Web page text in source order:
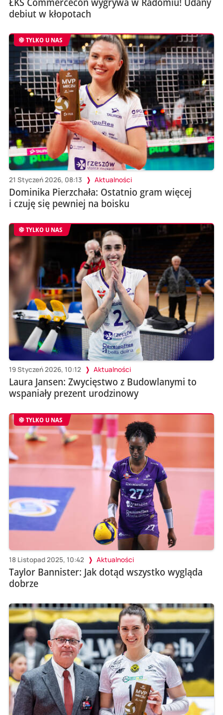
debiut w kłopotach
TYLKO U NAS
21 Styczeń 2026, 08:13 Aktualności
Dominika Pierzchała: Ostatnio gram więcej
i czuję się pewniej na boisku
TYLKO U NAS
19 Styczeń 2026, 10:12 Aktualności
Laura Jansen: Zwycięstwo z Budowlanymi to
wspaniały prezent urodzinowy
TYLKO U NAS
18 Listopad 2025, 10:42 Aktualności
Taylor Bannister: Jak dotąd wszystko wygląda
dobrze